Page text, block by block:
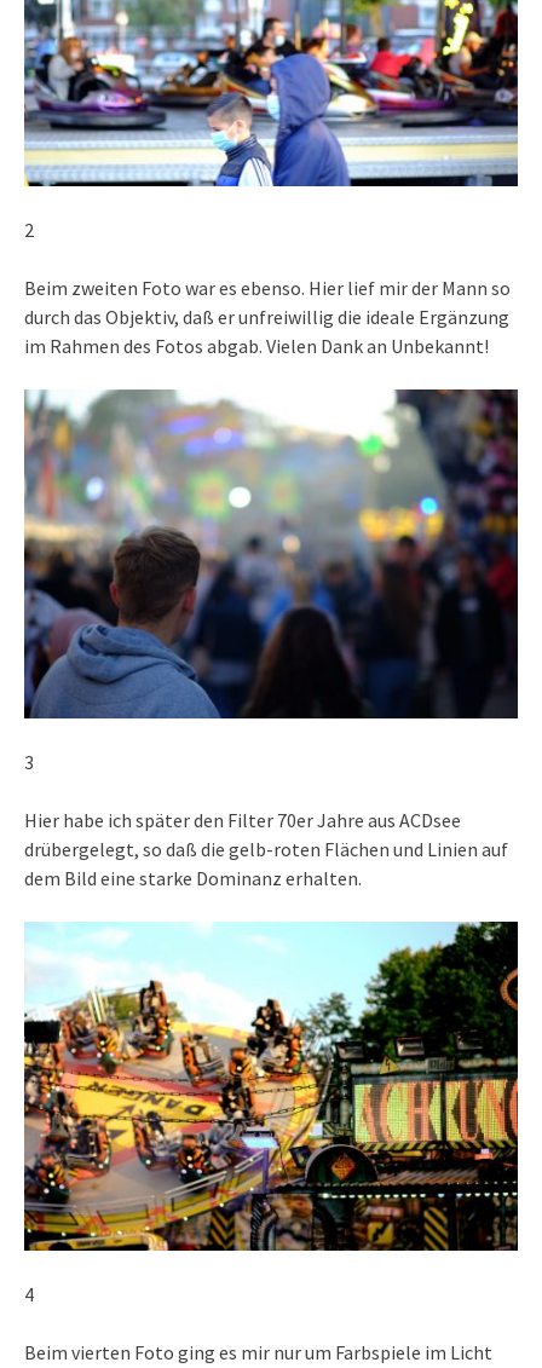
2
Beim zweiten Foto war es ebenso. Hier lief mir der Mann so
durch das Objektiv, daß er unfreiwillig die ideale Ergänzung
im Rahmen des Fotos abgab. Vielen Dank an Unbekannt!
3
Hier habe ich später den Filter 70er Jahre aus ACDsee
drübergelegt, so daß die gelb-roten Flächen und Linien auf
dem Bild eine starke Dominanz erhalten.
4
Beim vierten Foto ging es mir nur um Farbspiele im Licht